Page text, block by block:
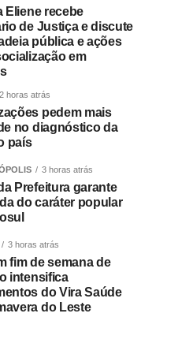
Eliene recebe
de Justiça e discute
pública e ações
em
2 horas atrás
pedem mais
no diagnóstico da
país
3 horas atrás
Prefeitura garante
do caráter popular
3 horas atrás
fim de semana de
intensifica
do Vira Saúde
do Leste